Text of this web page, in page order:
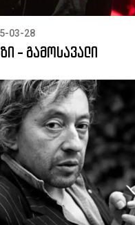
03-28
- გამოსავალი